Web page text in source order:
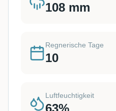
108 mm
Regnerische Tage
10
Luftfeuchtigkeit
63%